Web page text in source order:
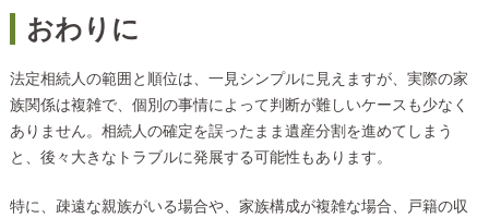
おわりに
法定相続人の範囲と順位は、一見シンプルに見えますが、実際の家
族関係は複雑で、個別の事情によって判断が難しいケースも少なく
ありません。相続人の確定を誤ったまま遺産分割を進めてしまう
と、後々大きなトラブルに発展する可能性もあります。
特に、疎遠な親族がいる場合や、家族構成が複雑な場合、戸籍の収